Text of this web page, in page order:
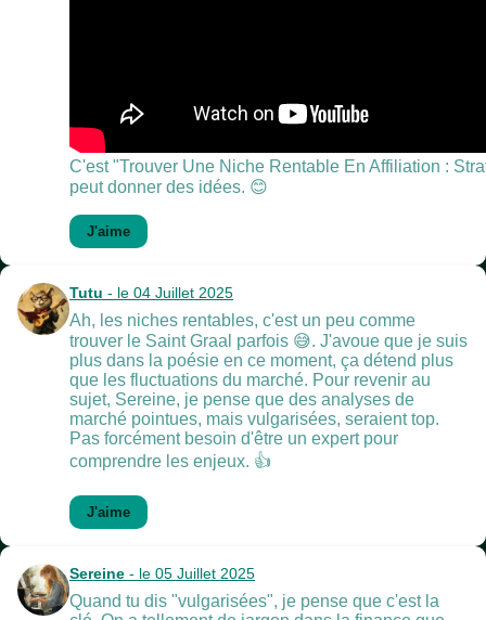
C'est "Trouver Une Niche Rentable En Affiliation :
peut donner des idées. 😊
J'aime
Tutu - le 04 Juillet 2025
Ah, les niches rentables, c'est un peu comme
trouver le Saint Graal parfois 😅. J'avoue que je suis
plus dans la poésie en ce moment, ça détend plus
que les fluctuations du marché. Pour revenir au
sujet, Sereine, je pense que des analyses de
marché pointues, mais vulgarisées, seraient top.
Pas forcément besoin d'être un expert pour
comprendre les enjeux. 👍
J'aime
Sereine - le 05 Juillet 2025
Quand tu dis "vulgarisées", je pense que c'est la